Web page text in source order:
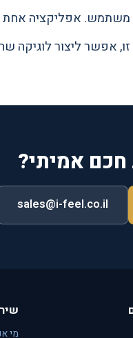
אפשר ליצור לוגיקה
חכם אמיתי?
sales@i-feel.co.il
מי